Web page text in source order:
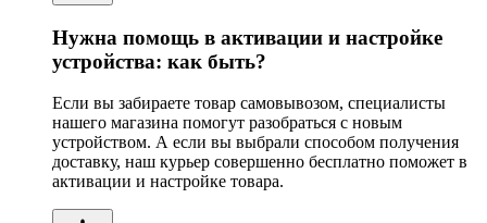
Нужна помощь в активации и настройке
устройства: как быть?
Если вы забираете товар самовывозом, специалисты
нашего магазина помогут разобраться с новым
устройством. А если вы выбрали способом получения
доставку, наш курьер совершенно бесплатно поможет в
активации и настройке товара.